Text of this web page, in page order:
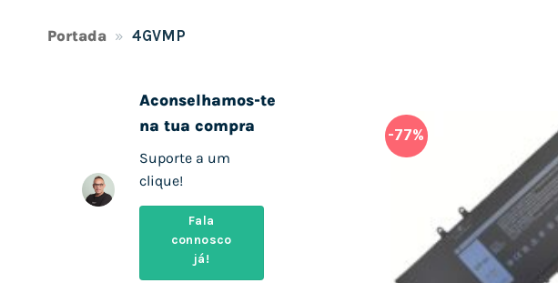
Portada » 4GVMP
Aconselhamos-te
na tua compra
Suporte a um
clique!
Fala
connosco
já!
-77%